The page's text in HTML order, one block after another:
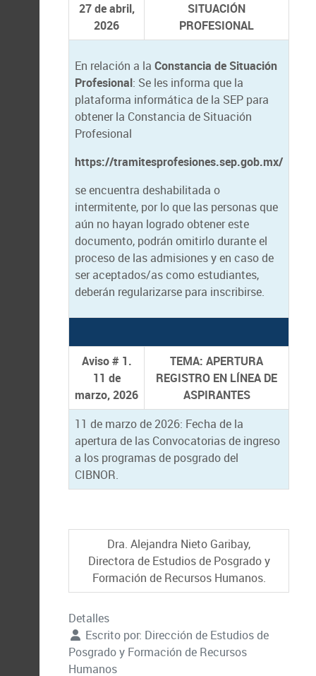
27 de abril,
2026
SITUACIÓN
PROFESIONAL
En relación a la Constancia de Situación
Profesional: Se les informa que la
plataforma informática de la SEP para
obtener la Constancia de Situación
Profesional
https://tramitesprofesiones.sep.gob.mx/
se encuentra deshabilitada o
intermitente, por lo que las personas que
aún no hayan logrado obtener este
documento, podrán omitirlo durante el
proceso de las admisiones y en caso de
ser aceptados/as como estudiantes,
deberán regularizarse para inscribirse.
Aviso # 1.
11 de
marzo, 2026
TEMA: APERTURA
REGISTRO EN LÍNEA DE
ASPIRANTES
11 de marzo de 2026: Fecha de la
apertura de las Convocatorias de ingreso
a los programas de posgrado del
CIBNOR.
Dra. Alejandra Nieto Garibay,
Directora de Estudios de Posgrado y
Formación de Recursos Humanos.
Detalles
Escrito por: Dirección de Estudios de
Posgrado y Formación de Recursos
Humanos